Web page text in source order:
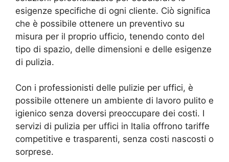
esigenze specifiche di ogni cliente. Ciò significa
che è possibile ottenere un preventivo su
misura per il proprio ufficio, tenendo conto del
tipo di spazio, delle dimensioni e delle esigenze
di pulizia.
Con i professionisti delle pulizie per uffici, è
possibile ottenere un ambiente di lavoro pulito e
igienico senza doversi preoccupare dei costi. I
servizi di pulizia per uffici in Italia offrono tariffe
competitive e trasparenti, senza costi nascosti o
sorprese.